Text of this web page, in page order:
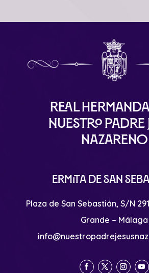
Real
Nuestro Padre
Nazareno
Ermita de San
Plaza de San Sebastián, S/N
Grande – Málaga